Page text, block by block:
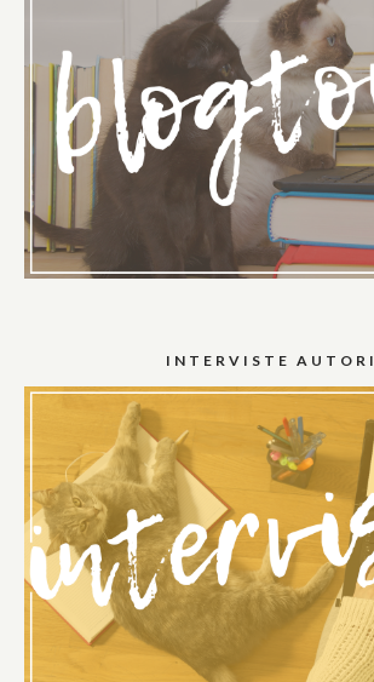
INTERVISTE AUTORI